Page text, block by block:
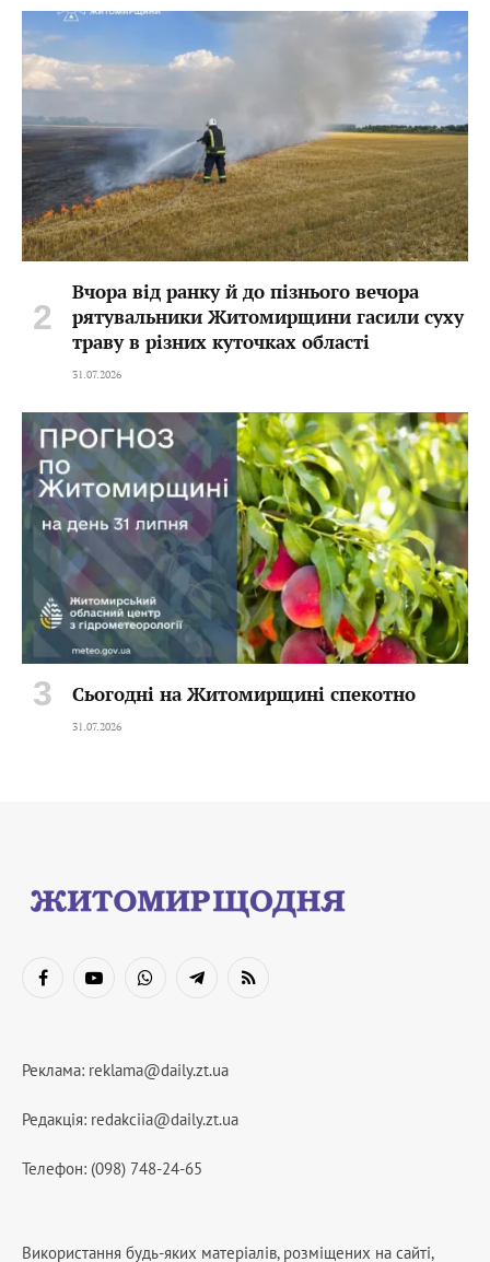
Вчора від ранку й до пізнього вечора
рятувальники Житомирщини гасили суху
траву в різних куточках області
31.07.2026
Сьогодні на Житомирщині спекотно
31.07.2026
FacebookYouTubeWhatsAppTelegramRSS
Реклама: reklama@daily.zt.ua
Редакція: redakciia@daily.zt.ua
Телефон: (098) 748-24-65
Використання будь-яких матеріалів, розміщених на сайті,